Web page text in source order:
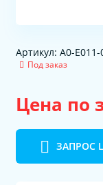
Артикул: A0-E011-
Под заказ
Цена по
ЗАПРОС